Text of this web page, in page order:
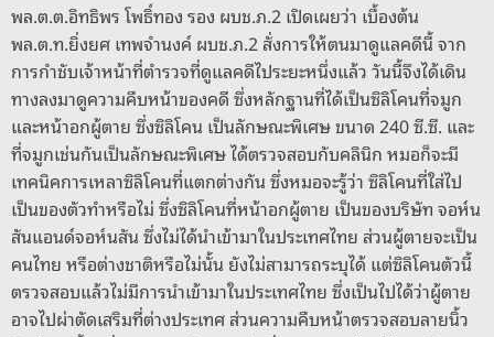
พล.ต.ต.อิทธิพร โพธิ์ทอง รอง ผบช.ภ.2 เปิดเผยว่า เบื้องต้น
พล.ต.ท.ยิ่งยศ เทพจำนงค์ ผบช.ภ.2 สั่งการให้ตนมาดูแลคดีนี้ จาก
การกำชับเจ้าหน้าที่ตำรวจที่ดูแลคดีไประยะหนึ่งแล้ว วันนี้จึงได้เดิน
ทางลงมาดูความคืบหน้าของคดี ซึ่งหลักฐานที่ได้เป็นซิลิโคนที่จมูก
และหน้าอกผู้ตาย ซึ่งซิลิโคน เป็นลักษณะพิเศษ ขนาด 240 ซี.ซี. และ
ที่จมูกเช่นกันเป็นลักษณะพิเศษ ได้ตรวจสอบกับคลินิก หมอก็จะมี
เทคนิคการเหลาซิลิโคนที่แตกต่างกัน ซึ่งหมอจะรู้ว่า ซิลิโคนที่ใส่ไป
เป็นของตัวทำหรือไม่ ซึ่งซิลิโคนที่หน้าอกผู้ตาย เป็นของบริษัท จอห์น
สันแอนด์จอห์นสัน ซึ่งไม่ได้นำเข้ามาในประเทศไทย ส่วนผู้ตายจะเป็น
คนไทย หรือต่างชาติหรือไม่นั้น ยังไม่สามารถระบุได้ แต่ซิลิโคนตัวนี้
ตรวจสอบแล้วไม่มีการนำเข้ามาในประเทศไทย ซึ่งเป็นไปได้ว่าผู้ตาย
อาจไปผ่าตัดเสริมที่ต่างประเทศ ส่วนความคืบหน้าตรวจสอบลายนิ้ว